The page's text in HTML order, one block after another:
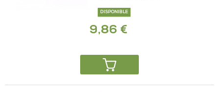
DISPONIBLE
9,86 €